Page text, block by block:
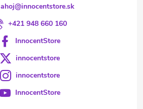
ahoj@innocentstore.sk
+421 948 660 160
InnocentStore
innocentstore
innocentstore
InnocentStore